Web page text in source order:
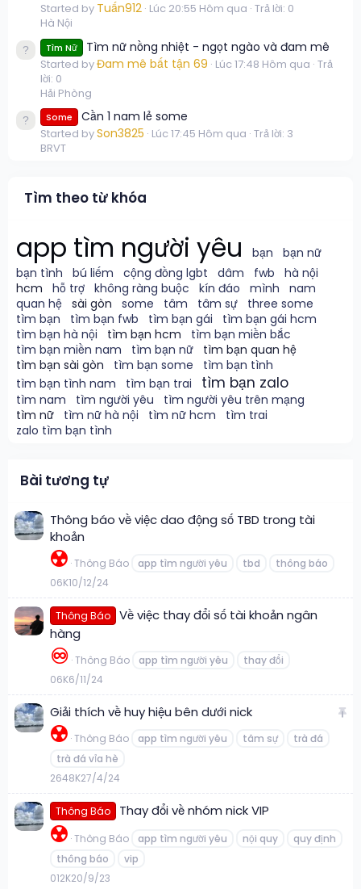
Started by Tuấn912 Lúc 20:55 Hôm qua Trả lời: 0
Hà Nội
Tìm Nữ Tìm nữ nồng nhiệt - ngọt ngào và đam mê
Started byĐam mê bất tận 69 Lúc 17:48 Hôm qua Trả
lời: 0
Hải Phòng
Some Cần 1 nam lẻ some
Started bySon3825 Lúc 17:45 Hôm qua Trả lời: 3
BRVT
Tìm theo từ khóa
app tìm người yêu bạn
bạn nữ
bạn tình
bú liếm cộng đồng lgbt dâm fwb
hà nội
hcm
hỗ trợ không ràng buộc kín đáo mình
nam
quan hệ sài gòn some tâm tâm sự
three some
tìm bạn
tìm bạn fwb tìm bạn gái
tìm bạn gái hcm
tìm bạn hà nội
tìm bạn hcm
tìm bạn miền bắc
tìm bạn miền nam
tìm bạn nữ
tìm bạn quan hệ
tìm bạn sài gòn
tìm bạn some
tìm bạn tình
tìm bạn tình nam
tìm bạn trai tìm bạn zalo
tìm nam tìm người yêu
tìm người yêu trên mạng
tìm nữ
tìm nữ hà nội tìm nữ hcm
tìm trai
zalo tìm bạn tình
Bài tương tự
Thông báo về việc dao động số TBD trong tài
khoản
☢️ Thông Báo app tìm người yêu tbd
thông báo
06K10/12/24
Thông Báo
Về việc thay đổi số tài khoản ngân
hàng
♾️ Thông Báo app tìm người yêu
thay đổi
06K6/11/24
G
ạ
Giải thích về huy hiệu bên dưới nick
☢️ Thông Báo app tìm người yêu tâm sự
trà đá
trà đá vỉa hè
2648K27/4/24
Thông Báo Thay đổi về nhóm nick VIP
☢️ Thông Báo app tìm người yêu nội quy
quy định
thông báo
vip
012K20/9/23